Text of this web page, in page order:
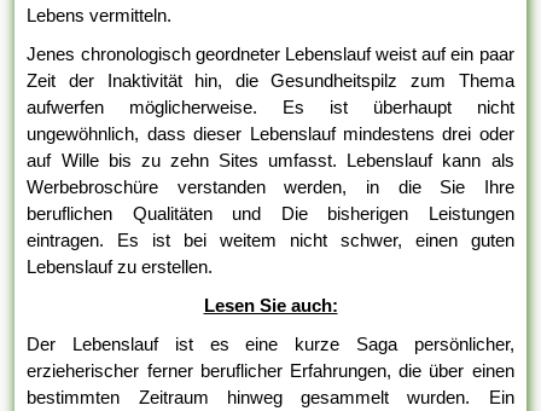
Lebens vermitteln.
Jenes chronologisch geordneter Lebenslauf weist auf ein paar
Zeit der Inaktivität hin, die Gesundheitspilz zum Thema
aufwerfen möglicherweise. Es ist überhaupt nicht
ungewöhnlich, dass dieser Lebenslauf mindestens drei oder
auf Wille bis zu zehn Sites umfasst. Lebenslauf kann als
Werbebroschüre verstanden werden, in die Sie Ihre
beruflichen Qualitäten und Die bisherigen Leistungen
eintragen. Es ist bei weitem nicht schwer, einen guten
Lebenslauf zu erstellen.
Lesen Sie auch:
Der Lebenslauf ist es eine kurze Saga persönlicher,
erzieherischer ferner beruflicher Erfahrungen, die über einen
bestimmten Zeitraum hinweg gesammelt wurden. Ein